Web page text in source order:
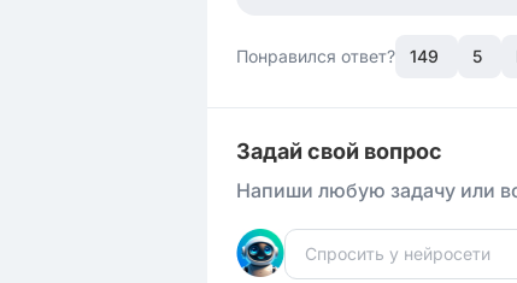
Понравился ответ? 149 5
Задай свой вопрос
Напиши любую задачу или